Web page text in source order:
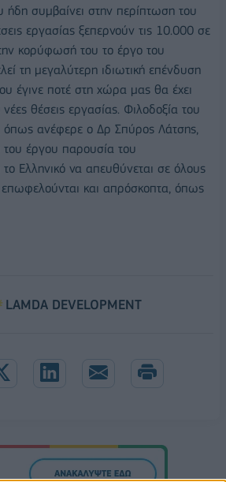
ήδη συμβαίνει στην περίπτωση του
εργασίας ξεπερνούν τις 10.000 σε
κορύφωσή του το έργο του
τη μεγαλύτερη ιδιωτική επένδυση
έγινε ποτέ στη χώρα μας θα έχει
θέσεις εργασίας. Φιλοδοξία του
όπως ανέφερε ο Δρ Σπύρος Λάτσης,
του έργου παρουσία του
Ελληνικό να απευθύνεται σε όλους
και απρόσκοπτα, όπως
LAMDA DEVELOPMENT